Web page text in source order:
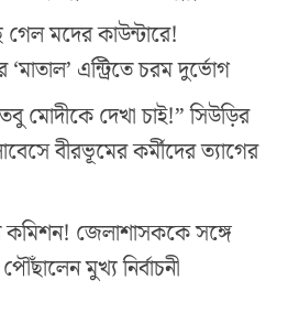
মদের কাউন্টারে!
এন্ট্রিতে চরম দুর্ভোগ
মোদীকে দেখা চাই!” সিউড়ির
বীরভূমের কর্মীদের ত্যাগের
জেলাশাসককে সঙ্গে
মুখ্য নির্বাচনী